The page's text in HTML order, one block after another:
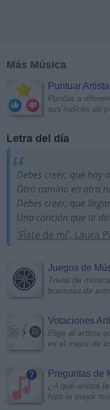
Más Música
Puntuar
Puntúa a
sus índices de
Letra del día
Debes creer, que hay
Otro camino en otra
Debes creer, que
Una canción que te
'Fíate de mí', Laura
Juegos de
Trivial de
borrosas de
Votaciones
Elige al artista
es el mejor de
Preguntas de
¿A qué artista
hizo la mejor